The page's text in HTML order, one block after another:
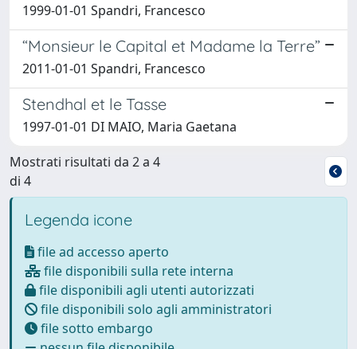
1999-01-01 Spandri, Francesco
“Monsieur le Capital et Madame la Terre”
2011-01-01 Spandri, Francesco
Stendhal et le Tasse
1997-01-01 DI MAIO, Maria Gaetana
Mostrati risultati da 2 a 4
di 4
Legenda icone
file ad accesso aperto
file disponibili sulla rete interna
file disponibili agli utenti autorizzati
file disponibili solo agli amministratori
file sotto embargo